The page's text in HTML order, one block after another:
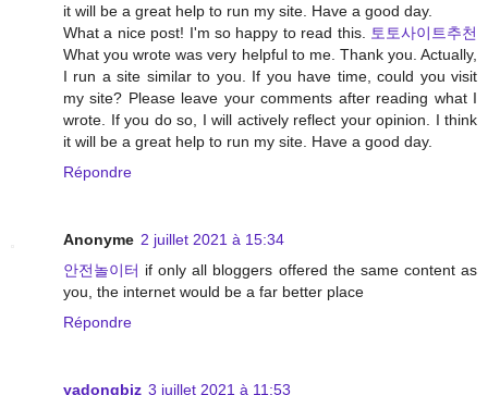
it will be a great help to run my site. Have a good day.
What a nice post! I'm so happy to read this.
토토사이트추천
What you wrote was very helpful to me. Thank you. Actually,
I run a site similar to you. If you have time, could you visit
my site? Please leave your comments after reading what I
wrote. If you do so, I will actively reflect your opinion. I think
it will be a great help to run my site. Have a good day.
Répondre
Anonyme 2 juillet 2021 à 15:34
안전놀이터 if only all bloggers offered the same content as
you, the internet would be a far better place
Répondre
yadongbiz 3 juillet 2021 à 11:53